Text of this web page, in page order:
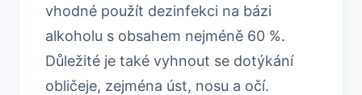
vhodné použít dezinfekci na bázi
alkoholu s obsahem nejméně 60 %.
Důležité je také vyhnout se dotýkání
obličeje, zejména úst, nosu a očí.